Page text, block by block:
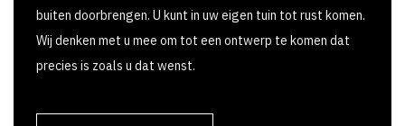
buiten doorbrengen. U kunt in uw eigen tuin tot rust komen.
Wij denken met u mee om tot een ontwerp te komen dat
precies is zoals u dat wenst.